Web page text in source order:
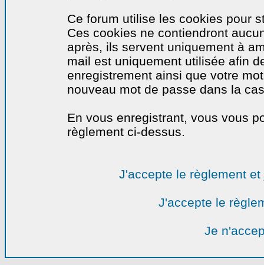
Ce forum utilise les cookies pour
Ces cookies ne contiendront
après, ils servent uniquement à
mail est uniquement utilisée afin
enregistrement ainsi que votre
nouveau mot de passe dans la
En vous enregistrant, vous vous
règlement ci-dessus.
J'accepte le règlement
J'accepte le
Je